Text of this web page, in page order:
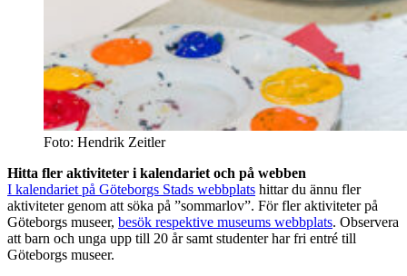
Foto: Hendrik Zeitler
Hitta fler aktiviteter i kalendariet och på webben
I kalendariet på Göteborgs Stads webbplats hittar du ännu fler
aktiviteter genom att söka på ”sommarlov”. För fler aktiviteter på
Göteborgs museer, besök respektive museums webbplats. Observera
att barn och unga upp till 20 år samt studenter har fri entré till
Göteborgs museer.